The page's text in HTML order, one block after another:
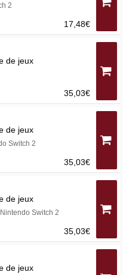
2
17,48€
de jeux
35,03€
de jeux
Switch 2
35,03€
de jeux
Switch 2
35,03€
de jeux